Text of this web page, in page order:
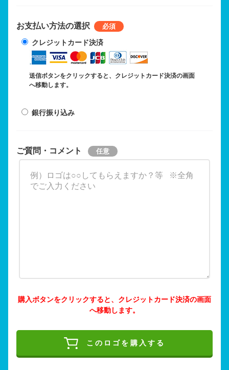
お支払い方法の選択
クレジットカード決済
送信ボタンをクリックすると、クレジットカード決済の画面
へ移動します。
銀行振り込み
ご質問・コメント
購入ボタンをクリックすると、クレジットカード決済の画面
へ移動します。
このロゴを購入する